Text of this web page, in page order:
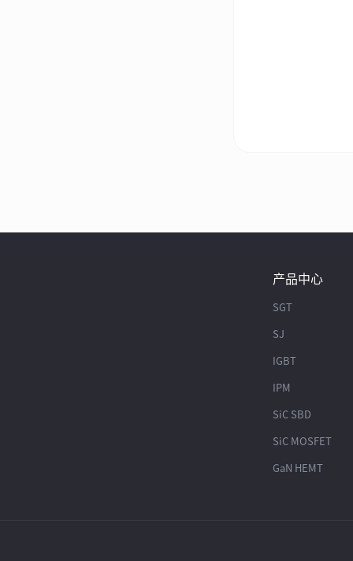
产品中心
SGT
SJ
IGBT
IPM
SiC SBD
SiC MOSFET
GaN HEMT